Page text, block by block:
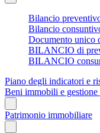
Bilancio
Bilancio
Documento unico
BILANCIO di
BILANCIO
Piano degli indicatori e
Beni immobili e
Patrimonio immobiliare